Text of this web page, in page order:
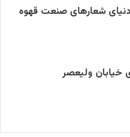
شعارهای صنعت قهوه
خیابان ولیعصر